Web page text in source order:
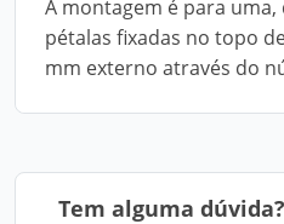
A montagem é para
pétalas fixadas no topo
mm externo através do
Tem alguma